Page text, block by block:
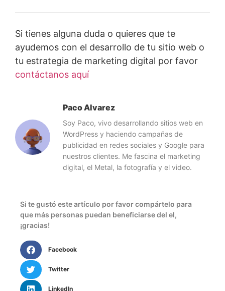
Si tienes alguna duda o quieres que te
ayudemos con el desarrollo de tu sitio web o
tu estrategia de marketing digital por favor
contáctanos aquí
Paco Alvarez
Soy Paco, vivo desarrollando sitios web en
WordPress y haciendo campañas de
publicidad en redes sociales y Google para
nuestros clientes. Me fascina el marketing
digital, el Metal, la fotografía y el video.
Si te gustó este artículo por favor compártelo para
que más personas puedan beneficiarse del el,
¡gracias!
Facebook
Twitter
LinkedIn